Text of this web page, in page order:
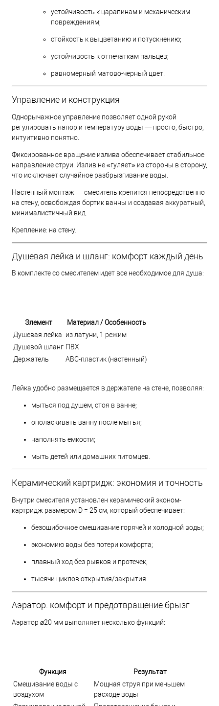
устойчивость к царапинам и механическим
повреждениям;
стойкость к выцветанию и потускнению;
устойчивость к отпечаткам пальцев;
равномерный матово-черный цвет.
Управление и конструкция
Однорычажное управление позволяет одной рукой
регулировать напор и температуру воды — просто, быстро,
интуитивно понятно.
Фиксированное вращение излива обеспечивает стабильное
направление струи. Излив не «гуляет» из стороны в сторону,
что исключает случайное разбрызгивание воды.
Настенный монтаж — смеситель крепится непосредственно
на стену, освобождая бортик ванны и создавая аккуратный,
минималистичный вид.
Крепление: на стену.
Душевая лейка и шланг: комфорт каждый день
В комплекте со смесителем идет все необходимое для душа:
Элемент
Материал / Особенность
Душевая лейка из латуни, 1 режим
Душевой шланг ПВХ
Держатель
ABC-пластик (настенный)
Лейка удобно размещается в держателе на стене, позволяя:
мыться под душем, стоя в ванне;
ополаскивать ванну после мытья;
наполнять емкости;
мыть детей или домашних питомцев.
Керамический картридж: экономия и точность
Внутри смесителя установлен керамический эконом-
картридж размером D = 25 см, который обеспечивает:
безошибочное смешивание горячей и холодной воды;
экономию воды без потери комфорта;
плавный ход без рывков и протечек;
тысячи циклов открытия/закрытия.
Аэратор: комфорт и предотвращение брызг
Аэратор ⌀20 мм выполняет несколько функций:
Функция
Результат
Смешивание воды с
воздухом
Мощная струя при меньшем
расходе воды